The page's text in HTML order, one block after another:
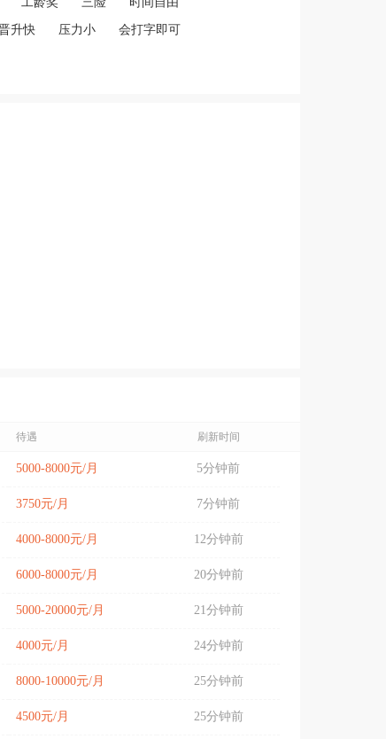
升快 压力小 会打字即可
待遇 刷新时间
5000-8000元/月 5分钟前
3750元/月 7分钟前
4000-8000元/月 12分钟前
6000-8000元/月 20分钟前
5000-20000元/月 21分钟前
4000元/月 24分钟前
8000-10000元/月 25分钟前
4500元/月 25分钟前